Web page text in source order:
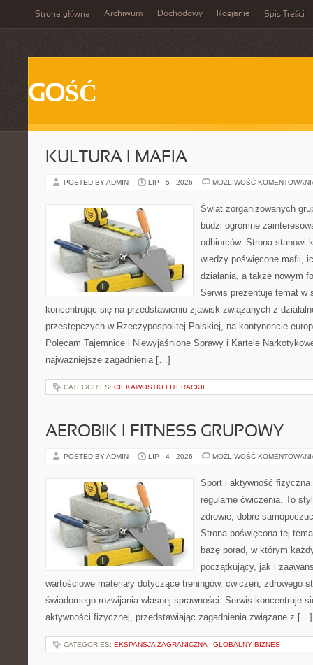
Strona główna Archiwum Dochodowy Rosjanie Spis Treści
GOŚĆ
KULTURA I MAFIA
POSTED BY ADMIN LIP - 5 - 2026 MOŻLIWOŚĆ
Świat zorganizowanych
budzi ogromne
odbiorców. Strona stanowi
wiedzy poświęcone mafii,
działania, a także nowym
Serwis prezentuje temat w
koncentrując się na przedstawieniu zjawisk związanych z
przestępczych w Rzeczypospolitej Polskiej, na kontynencie
Polecam Tajemnice i Niewyjaśnione Sprawy i Kartele
najważniejsze zagadnienia […]
CATEGORIES: CIEKAWOSTKI LITERACKIE
AEROBIK I FITNESS GRUPOWY
POSTED BY ADMIN LIP - 4 - 2026 MOŻLIWOŚĆ
Sport i aktywność
regularne ćwiczenia. To
zdrowie, dobre
Strona poświęcona tej
bazę porad, w którym
początkujący, jak i
wartościowe materiały dotyczące treningów, ćwiczeń, zdrowego
świadomego rozwijania własnej sprawności. Serwis koncentruje
aktywności fizycznej, przedstawiając zagadnienia związane z […]
CATEGORIES: EKSPANSJA ZAGRANICZNA I GLOBALNY BIZNES